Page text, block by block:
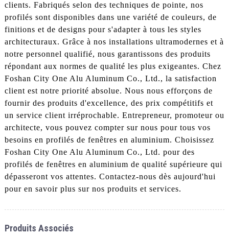
clients. Fabriqués selon des techniques de pointe, nos
profilés sont disponibles dans une variété de couleurs, de
finitions et de designs pour s'adapter à tous les styles
architecturaux. Grâce à nos installations ultramodernes et à
notre personnel qualifié, nous garantissons des produits
répondant aux normes de qualité les plus exigeantes. Chez
Foshan City One Alu Aluminum Co., Ltd., la satisfaction
client est notre priorité absolue. Nous nous efforçons de
fournir des produits d'excellence, des prix compétitifs et
un service client irréprochable. Entrepreneur, promoteur ou
architecte, vous pouvez compter sur nous pour tous vos
besoins en profilés de fenêtres en aluminium. Choisissez
Foshan City One Alu Aluminum Co., Ltd. pour des
profilés de fenêtres en aluminium de qualité supérieure qui
dépasseront vos attentes. Contactez-nous dès aujourd'hui
pour en savoir plus sur nos produits et services.
Produits Associés